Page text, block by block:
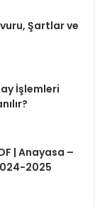
Şartlar ve
İşlemleri
| Anayasa –
2025